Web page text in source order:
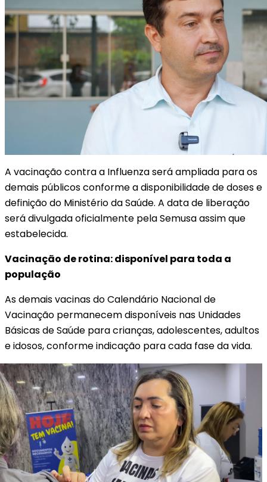
A vacinação contra a Influenza será ampliada para os
demais públicos conforme a disponibilidade de doses e
definição do Ministério da Saúde. A data de liberação
será divulgada oficialmente pela Semusa assim que
estabelecida.
Vacinação de rotina: disponível para toda a
população
As demais vacinas do Calendário Nacional de
Vacinação permanecem disponíveis nas Unidades
Básicas de Saúde para crianças, adolescentes, adultos
e idosos, conforme indicação para cada fase da vida.